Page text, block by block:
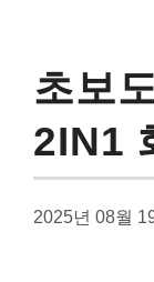
초보
2IN1
2025년 08월